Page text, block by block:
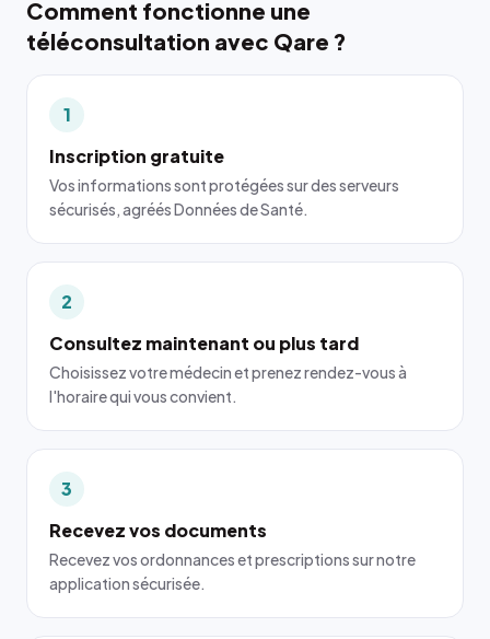
Comment fonctionne une
téléconsultation avec Qare ?
1
Inscription gratuite
Vos informations sont protégées sur des serveurs
sécurisés, agréés Données de Santé.
2
Consultez maintenant ou plus tard
Choisissez votre médecin et prenez rendez-vous à
l'horaire qui vous convient.
3
Recevez vos documents
Recevez vos ordonnances et prescriptions sur notre
application sécurisée.